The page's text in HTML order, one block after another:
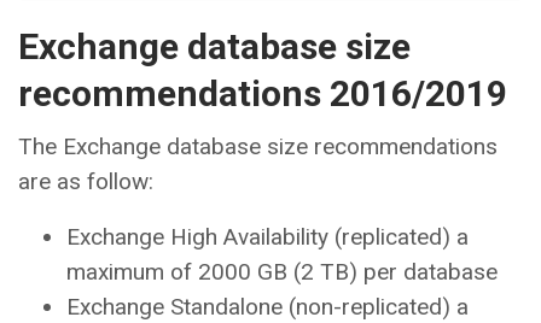
Exchange database size
recommendations 2016/2019
The Exchange database size recommendations
are as follow:
Exchange High Availability (replicated) a
maximum of 2000 GB (2 TB) per database
Exchange Standalone (non-replicated) a